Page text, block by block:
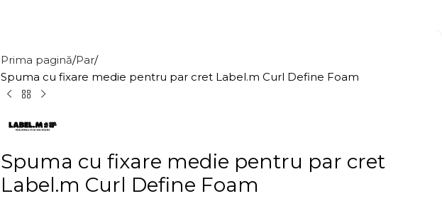
Prima pagină Par
Spuma cu fixare medie pentru par cret Label.m Curl Define Foam
Spuma cu fixare medie pentru par cret
Label.m Curl Define Foam